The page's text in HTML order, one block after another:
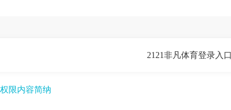
2121非凡体育登录入口
限内容简纳